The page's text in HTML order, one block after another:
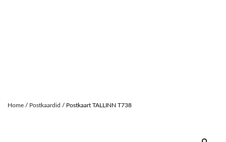
Home / Postkaardid / Postkaart TALLINN T738